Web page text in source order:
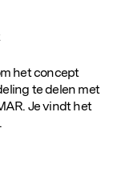
het concept
te delen met
Je vindt het
.